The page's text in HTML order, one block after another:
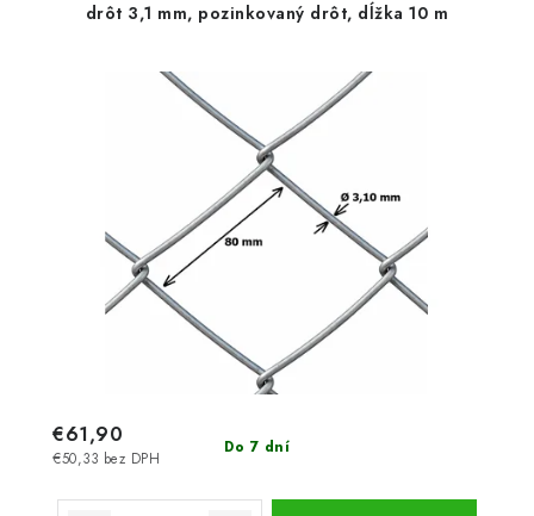
drôt 3,1 mm, pozinkovaný drôt, dĺžka 10 m
Do 7 dní
€50,33 bez DPH
€61,90